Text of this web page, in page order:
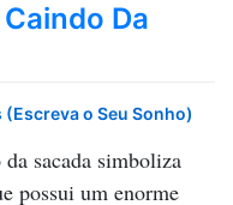
Da
o Seu Sonho)
sacada simboliza
possui um enorme